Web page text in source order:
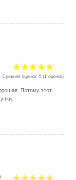
Средняя оценка:5 (1 оценка)
Потому этот